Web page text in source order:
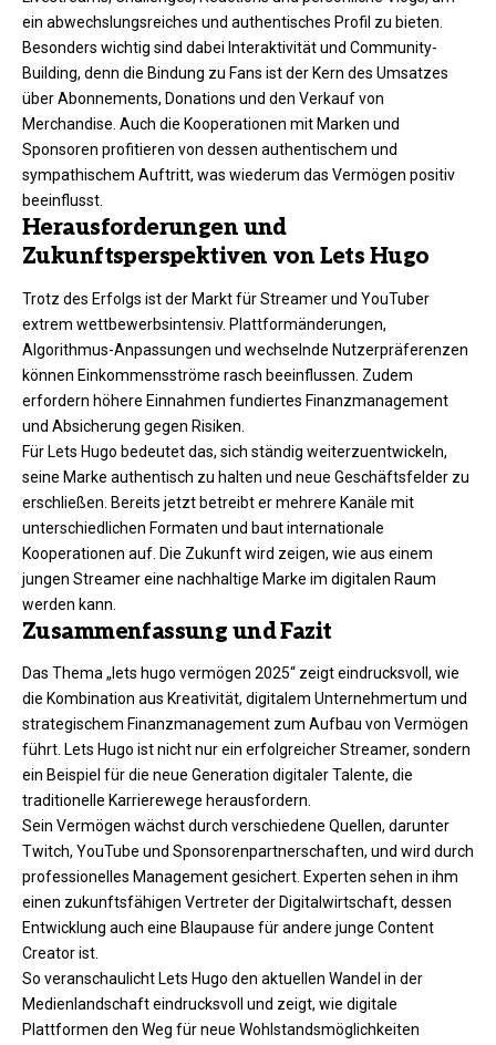
ein abwechslungsreiches und authentisches Profil zu bieten.
Besonders wichtig sind dabei Interaktivität und Community-
Building, denn die Bindung zu Fans ist der Kern des Umsatzes
über Abonnements, Donations und den Verkauf von
Merchandise. Auch die Kooperationen mit Marken und
Sponsoren profitieren von dessen authentischem und
sympathischem Auftritt, was wiederum das Vermögen positiv
beeinflusst.
Herausforderungen und
Zukunftsperspektiven von Lets Hugo
Trotz des Erfolgs ist der Markt für Streamer und YouTuber
extrem wettbewerbsintensiv. Plattformänderungen,
Algorithmus-Anpassungen und wechselnde Nutzerpräferenzen
können Einkommensströme rasch beeinflussen. Zudem
erfordern höhere Einnahmen fundiertes Finanzmanagement
und Absicherung gegen Risiken.
Für Lets Hugo bedeutet das, sich ständig weiterzuentwickeln,
seine Marke authentisch zu halten und neue Geschäftsfelder zu
erschließen. Bereits jetzt betreibt er mehrere Kanäle mit
unterschiedlichen Formaten und baut internationale
Kooperationen auf. Die Zukunft wird zeigen, wie aus einem
jungen Streamer eine nachhaltige Marke im digitalen Raum
werden kann.
Zusammenfassung und Fazit
Das Thema „lets hugo vermögen 2025“ zeigt eindrucksvoll, wie
die Kombination aus Kreativität, digitalem Unternehmertum und
strategischem Finanzmanagement zum Aufbau von Vermögen
führt. Lets Hugo ist nicht nur ein erfolgreicher Streamer, sondern
ein Beispiel für die neue Generation digitaler Talente, die
traditionelle Karrierewege herausfordern.
Sein Vermögen wächst durch verschiedene Quellen, darunter
Twitch, YouTube und Sponsorenpartnerschaften, und wird durch
professionelles Management gesichert. Experten sehen in ihm
einen zukunftsfähigen Vertreter der Digitalwirtschaft, dessen
Entwicklung auch eine Blaupause für andere junge Content
Creator ist.
So veranschaulicht Lets Hugo den aktuellen Wandel in der
Medienlandschaft eindrucksvoll und zeigt, wie digitale
Plattformen den Weg für neue Wohlstandsmöglichkeiten